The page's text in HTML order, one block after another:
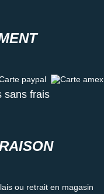
paypal Carte amex
sans frais
ou retrait en magasin